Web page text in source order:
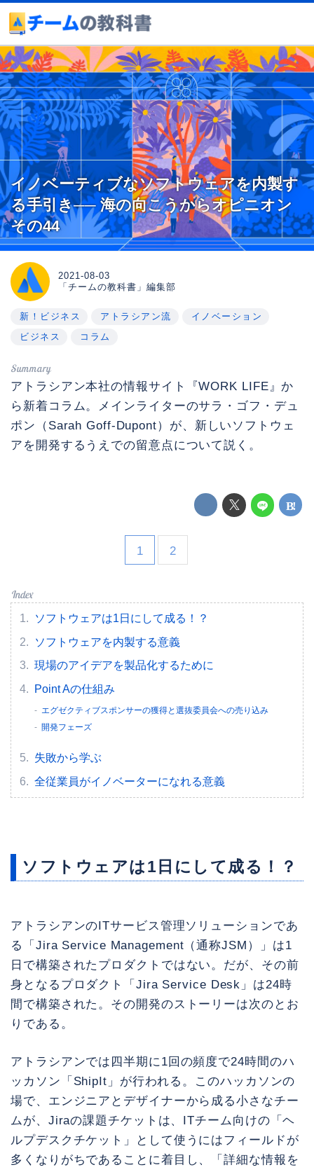
イノベーティブなソフトウェアを内製す
る手引き── 海の向こうからオピニオン
その44
2021-08-03
「チームの教科書」編集部
新！ビジネス アトラシアン流
イノベーション
ビジネス
コラム
アトラシアン本社の情報サイト『WORK LIFE』か
ら新着コラム。メインライターのサラ・ゴフ・デュ
ポン（Sarah Goff-Dupont）が、新しいソフトウェ
アを開発するうえでの留意点について説く。
1 2
ソフトウェアは1日にして成る！？
ソフトウェアを内製する意義
現場のアイデアを製品化するために
Point Aの仕組み
エグゼクティブスポンサーの獲得と選抜委員会への売り込み
開発フェーズ
失敗から学ぶ
全従業員がイノベーターになれる意義
ソフトウェアは1日にして成る！？
アトラシアンのITサービス管理ソリューションであ
る「Jira Service Management（通称JSM）」は1
日で構築されたプロダクトではない。だが、その前
身となるプロダクト「Jira Service Desk」は24時
間で構築された。その開発のストーリーは次のとお
りである。
アトラシアンでは四半期に1回の頻度で24時間のハ
ッカソン「ShipIt」が行われる。このハッカソンの
場で、エンジニアとデザイナーから成る小さなチー
ムが、Jiraの課題チケットは、ITチーム向けの「ヘ
ルプデスクチケット」として使うにはフィールドが
多くなりがちであることに着目し、「詳細な情報を